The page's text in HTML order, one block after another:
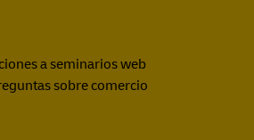
a seminarios web
sobre comercio